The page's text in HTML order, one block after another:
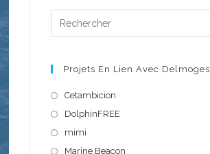
Projets En Lien Avec Delmoges
Cetambicion
dans
DolphinFREE
un
mimi
dans
Marine Beacon